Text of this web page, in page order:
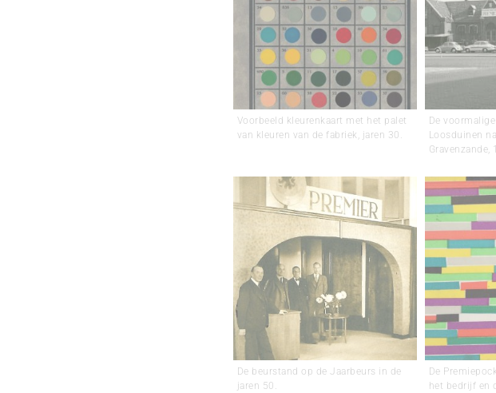
Voorbeeld kleurenkaart met het palet
van kleuren van de fabriek, jaren 30.
De
Loosduinen
Gravenzande,
De beurstand op de Jaarbeurs in de
jaren 50.
De
het bedrijf en